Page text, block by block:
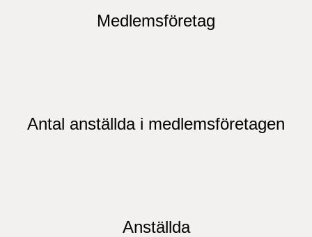
Medlemsföretag
Antal anställda i medlemsföretagen
Anställda